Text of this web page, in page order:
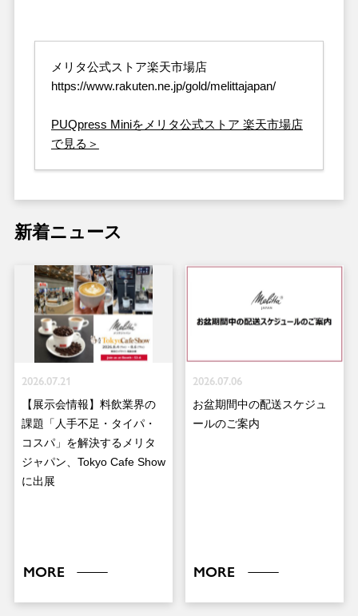
メリタ公式ストア楽天市場店
https://www.rakuten.ne.jp/gold/melittajapan/
PUQpress Miniをメリタ公式ストア 楽天市場店
で見る＞
新着ニュース
2026.07.21
【展示会情報】料飲業界の
課題「人手不足・タイパ・
コスパ」を解決するメリタ
ジャパン、Tokyo Cafe Show
に出展
MORE
2026.07.06
お盆期間中の配送スケジュ
ールのご案内
MORE